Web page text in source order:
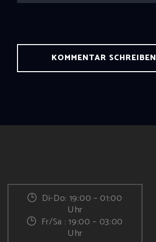
KOMMENTAR SCHREIBEN
Di-Do: 19:00 – 01:00
Uhr
Fr/Sa : 19:00 – 03:00
Uhr